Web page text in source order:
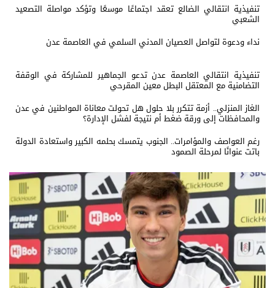
تنفيذية انتقالي الضالع تعقد اجتماعًا موسعًا وتؤكد مواصلة التصعيد
الشعبي
نداء ودعوة لتواصل العصيان المدني السلمي في العاصمة عدن
تنفيذية انتقالي العاصمة عدن تدعو الجماهير للمشاركة في الوقفة
التضامنية مع المعتقل البطل معين المقرحي
الغاز المنزلي.. أزمة تتكرر بلا حلول هل تحولت معاناة المواطنين في عدن
والمحافظات إلى ورقة ضغط أم نتيجة لفشل الإدارة؟
رغم العواصف والمؤامرات.. الجنوب يتمسك بحلمه الكبير واستعادة الدولة
باتت عنوانًا لمرحلة الصمود